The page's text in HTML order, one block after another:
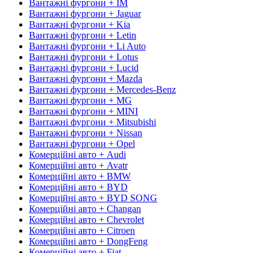
Вантажні фургони + IM
Вантажні фургони + Jaguar
Вантажні фургони + Kia
Вантажні фургони + Letin
Вантажні фургони + Li Auto
Вантажні фургони + Lotus
Вантажні фургони + Lucid
Вантажні фургони + Mazda
Вантажні фургони + Mercedes-Benz
Вантажні фургони + MG
Вантажні фургони + MINI
Вантажні фургони + Mitsubishi
Вантажні фургони + Nissan
Вантажні фургони + Opel
Комерційні авто + Audi
Комерційні авто + Avatr
Комерційні авто + BMW
Комерційні авто + BYD
Комерційні авто + BYD SONG
Комерційні авто + Changan
Комерційні авто + Chevrolet
Комерційні авто + Citroen
Комерційні авто + DongFeng